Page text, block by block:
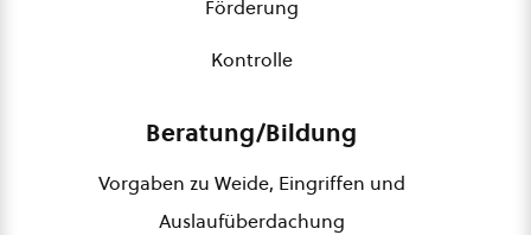
Förderung
Kontrolle
Beratung/Bildung
Vorgaben zu Weide, Eingriffen und
Auslaufüberdachung